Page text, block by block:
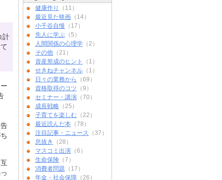
計
健康作り
（11）
最近見た映画 （14）
小千谷自慢 （17）
先人に学ぶ （5）
人間関係の心理学 （2）
その他 （21）
資産形成のヒント
（1）
せきねチャンネル （1）
日々の業務から
（69）
資格取得のコツ （9）
セミナー・講演 （70）
成長戦略 （25）
子育てを楽しむ （22）
最近読んだ本 （78）
注目記事・ニュース
（37）
息抜き
（28）
マスコミ出演 （6）
生命保険 （7）
消費者問題
（17）
年金・社会保障 （26）